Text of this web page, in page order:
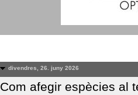
divendres, 26. juny 2026
Com afegir espècies al